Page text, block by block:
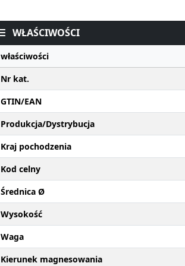
WŁAŚCIWOŚCI
właściwości
Nr kat.
GTIN/EAN
Produkcja/Dystrybucja
Kraj pochodzenia
Kod celny
Średnica Ø
Wysokość
Waga
Kierunek magnesowania